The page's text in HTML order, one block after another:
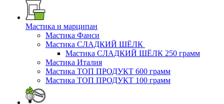
Мастика и марципан
Мастика Фанси
Мастика СЛАДКИЙ ШЁЛК
Мастика СЛАДКИЙ ШЁЛК 250 грамм
Мастика Италия
Мастика ТОП ПРОДУКТ 600 грамм
Мастика ТОП ПРОДУКТ 100 грамм